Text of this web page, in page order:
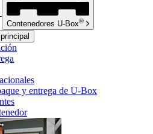
Contenedores U-Box®
y entrega de U-Box